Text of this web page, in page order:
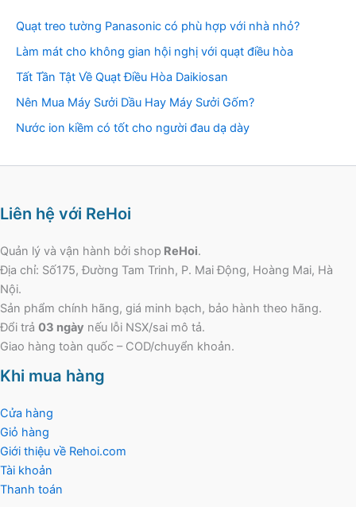
Quạt treo tường Panasonic có phù hợp với nhà nhỏ?
Làm mát cho không gian hội nghị với quạt điều hòa
Tất Tần Tật Về Quạt Điều Hòa Daikiosan
Nên Mua Máy Sưởi Dầu Hay Máy Sưởi Gốm?
Nước ion kiềm có tốt cho người đau dạ dày
Liên hệ với ReHoi
Quản lý và vận hành bởi shop ReHoi.
Địa chỉ: Số175, Đường Tam Trinh, P. Mai Động, Hoàng Mai, Hà
Nội.
Sản phẩm chính hãng, giá minh bạch, bảo hành theo hãng.
Đổi trả 03 ngày nếu lỗi NSX/sai mô tả.
Giao hàng toàn quốc – COD/chuyển khoản.
Khi mua hàng
Cửa hàng
Giỏ hàng
Giới thiệu về Rehoi.com
Tài khoản
Thanh toán